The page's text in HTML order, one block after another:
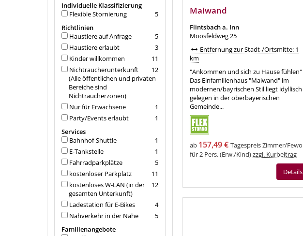
Maiwand
Flintsbach a. Inn
Moosfeldweg 25
Entfernung zur Stadt-/Ortsmitte: 1
km
"Ankommen und sich zu Hause fühlen"
Das Einfamilienhaus "Maiwand" im
modernen/bayrischen Stil liegt idyllisch
gelegen in der oberbayerischen
Gemeinde...
ab 157,49 € Tagespreis Zimmer/Fewo
für 2 Pers. (Erw./Kind)zzgl. Kurbeitrag
Details
Individuelle Klassifizierung
5
Flexible Stornierung
Richtlinien
5
Haustiere auf Anfrage
3
Haustiere erlaubt
11
Kinder willkommen
12
Nichtraucherunterkunft
(Alle öffentlichen und privaten
Bereiche sind
Nichtraucherzonen)
1
Nur für Erwachsene
1
Party/Events erlaubt
Services
1
Bahnhof-Shuttle
1
E-Tankstelle
5
Fahrradparkplätze
11
kostenloser Parkplatz
12
kostenloses W-LAN (in der
gesamten Unterkunft)
4
Ladestation für E-Bikes
5
Nahverkehr in der Nähe
Familienangebote